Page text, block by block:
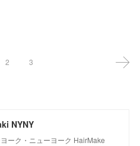
2 3
NYNY
ーク・ニューヨーク HairMake